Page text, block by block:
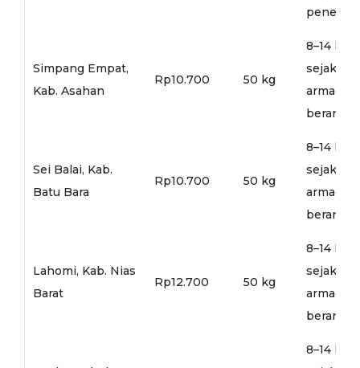
Simpang Empat,
Kab. Asahan
Rp10.700 50 kg
8–14 hari
sejak
armada
Sei Balai, Kab.
Batu Bara
Rp10.700 50 kg
8–14 hari
sejak
armada
Lahomi, Kab. Nias
Barat
Rp12.700 50 kg
8–14 hari
sejak
armada
8–14 hari